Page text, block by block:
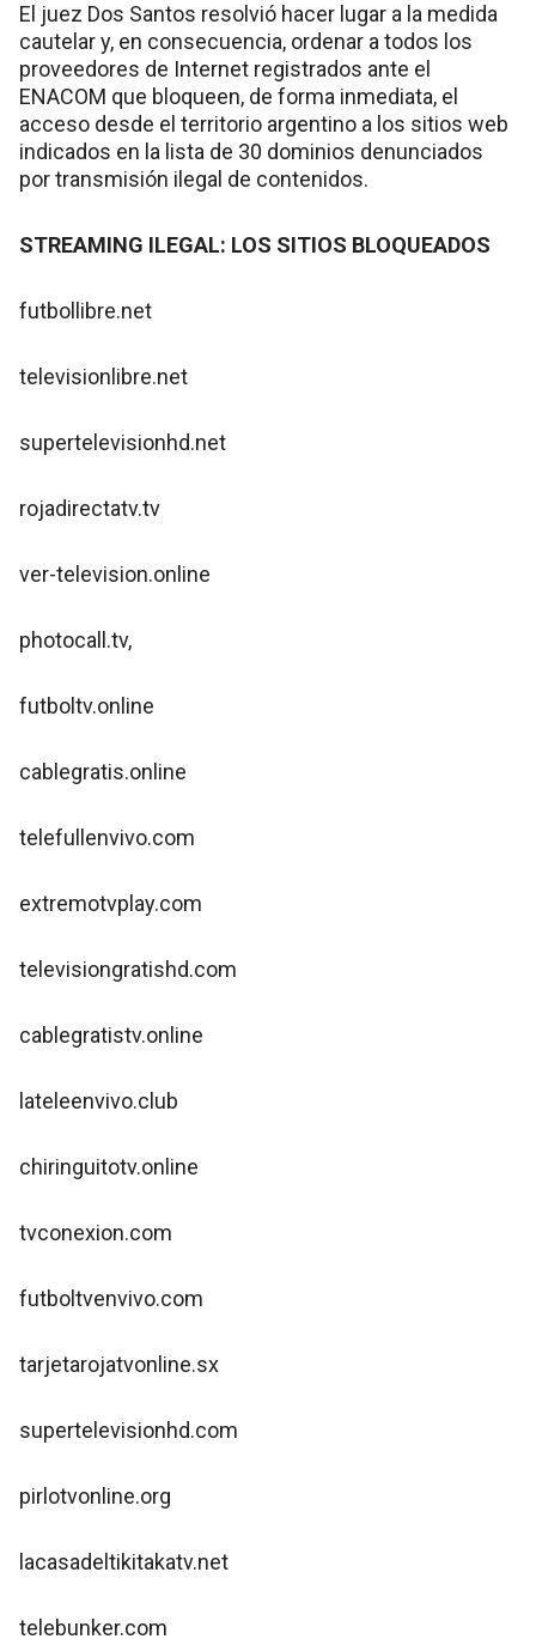
El juez Dos Santos resolvió hacer lugar a la medida
cautelar y, en consecuencia, ordenar a todos los
proveedores de Internet registrados ante el
ENACOM que bloqueen, de forma inmediata, el
acceso desde el territorio argentino a los sitios web
indicados en la lista de 30 dominios denunciados
por transmisión ilegal de contenidos.
STREAMING ILEGAL: LOS SITIOS BLOQUEADOS
futbollibre.net
televisionlibre.net
supertelevisionhd.net
rojadirectatv.tv
ver-television.online
photocall.tv,
futboltv.online
cablegratis.online
telefullenvivo.com
extremotvplay.com
televisiongratishd.com
cablegratistv.online
lateleenvivo.club
chiringuitotv.online
tvconexion.com
futboltvenvivo.com
tarjetarojatvonline.sx
supertelevisionhd.com
pirlotvonline.org
lacasadeltikitakatv.net
telebunker.com